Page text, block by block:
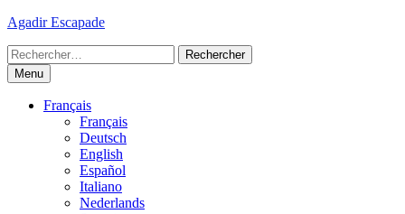
Skip
content
Agadir Escapade
Rechercher :
Menu
Français
Français
Deutsch
English
Español
Italiano
Nederlands